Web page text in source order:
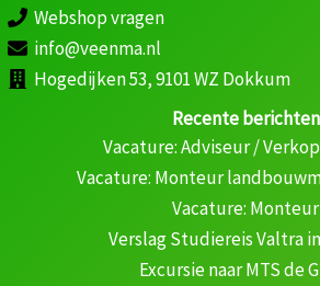
Webshop vragen
info@veenma.nl
Hogedijken 53, 9101 WZ Dokkum
Recente berichten
Vacature: Adviseur /
Vacature: Monteur
Vacature: Monteur
Verslag Studiereis Valtra
Excursie naar MTS de